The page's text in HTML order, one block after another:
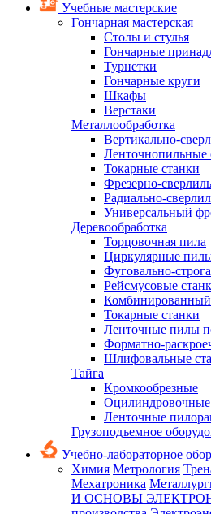
Учебные мастерские
Гончарная мастерская
Столы и стулья
Гончарные
Турнетки
Гончарные круги
Шкафы
Верстаки
Металлообработка
Вертикально-
Ленточнопильные
Токарные станки
Фрезерно-
Радиально-
Универсальный
Деревообработка
Торцовочная пила
Циркулярные
Фуговально-
Рейсмусовые
Комбинированный
Токарные станки
Ленточные пилы
Форматно-
Шлифовальные
Тайга
Кромкообрезные
Оцилиндровочные
Ленточные
Грузоподъемное
Учебно-лабораторное
Химия Метрология
Мехатроника
И ОСНОВЫ